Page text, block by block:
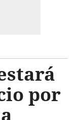
por